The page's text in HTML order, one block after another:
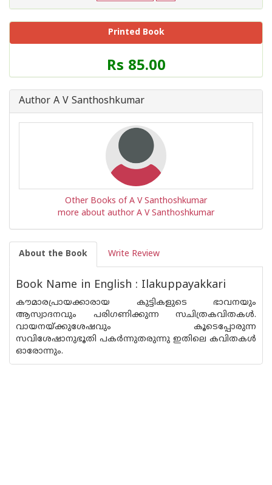
Printed Book
Price
of
Book
Rs 85.00
Author A V Santhoshkumar
Other Books of A V Santhoshkumar
more about author A V Santhoshkumar
About the Book Write Review
Book Name in English : Ilakuppayakkari
കൗമാരപ്രായക്കാരായ കുട്ടികളുടെ ഭാവനയും
ആസ്വാദനവും പരിഗണിക്കുന്ന സചിത്രകവിതകൾ.
വായനയ്ക്കുശേഷവും കൂടെപ്പോരുന്ന
സവിശേഷാനുഭൂതി പകർന്നുതരുന്നു ഇതിലെ കവിതകൾ
ഓരോന്നും.